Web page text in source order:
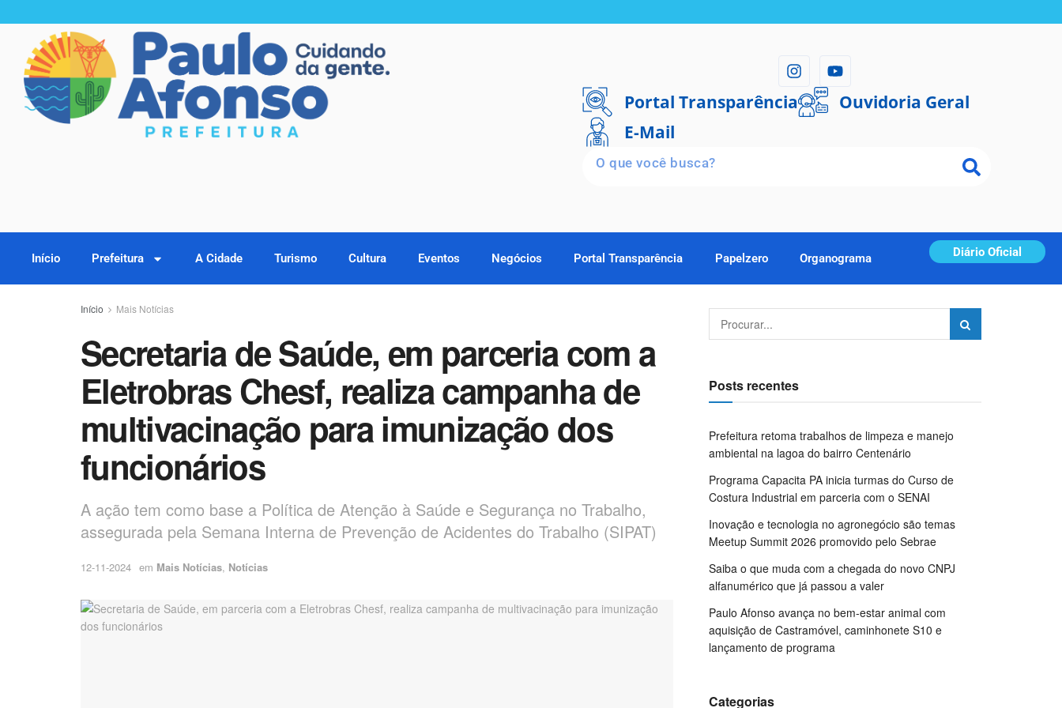
Portal Transparência
Ouvidoria Geral
E-Mail
Início Prefeitura A Cidade Turismo Cultura Eventos Negócios Portal Transparência Papelzero Organograma Diário Oficial
Início Mais Notícias
Secretaria de Saúde, em parceria com a
Eletrobras Chesf, realiza campanha de
multivacinação para imunização dos
funcionários
A ação tem como base a Política de Atenção à Saúde e Segurança no Trabalho,
assegurada pela Semana Interna de Prevenção de Acidentes do Trabalho (SIPAT)
12-11-2024 em Mais Notícias, Notícias
Posts recentes
Prefeitura retoma trabalhos de limpeza e manejo
ambiental na lagoa do bairro Centenário
Programa Capacita PA inicia turmas do Curso de
Costura Industrial em parceria com o SENAI
Inovação e tecnologia no agronegócio são temas
Meetup Summit 2026 promovido pelo Sebrae
Saiba o que muda com a chegada do novo CNPJ
alfanumérico que já passou a valer
Paulo Afonso avança no bem-estar animal com
aquisição de Castramóvel, caminhonete S10 e
lançamento de programa
Categorias